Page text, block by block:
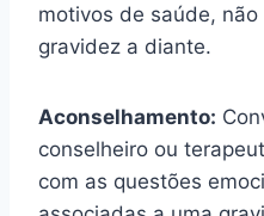
motivos de saúde,
gravidez a diante.
Aconselhamento:
conselheiro ou
com as questões